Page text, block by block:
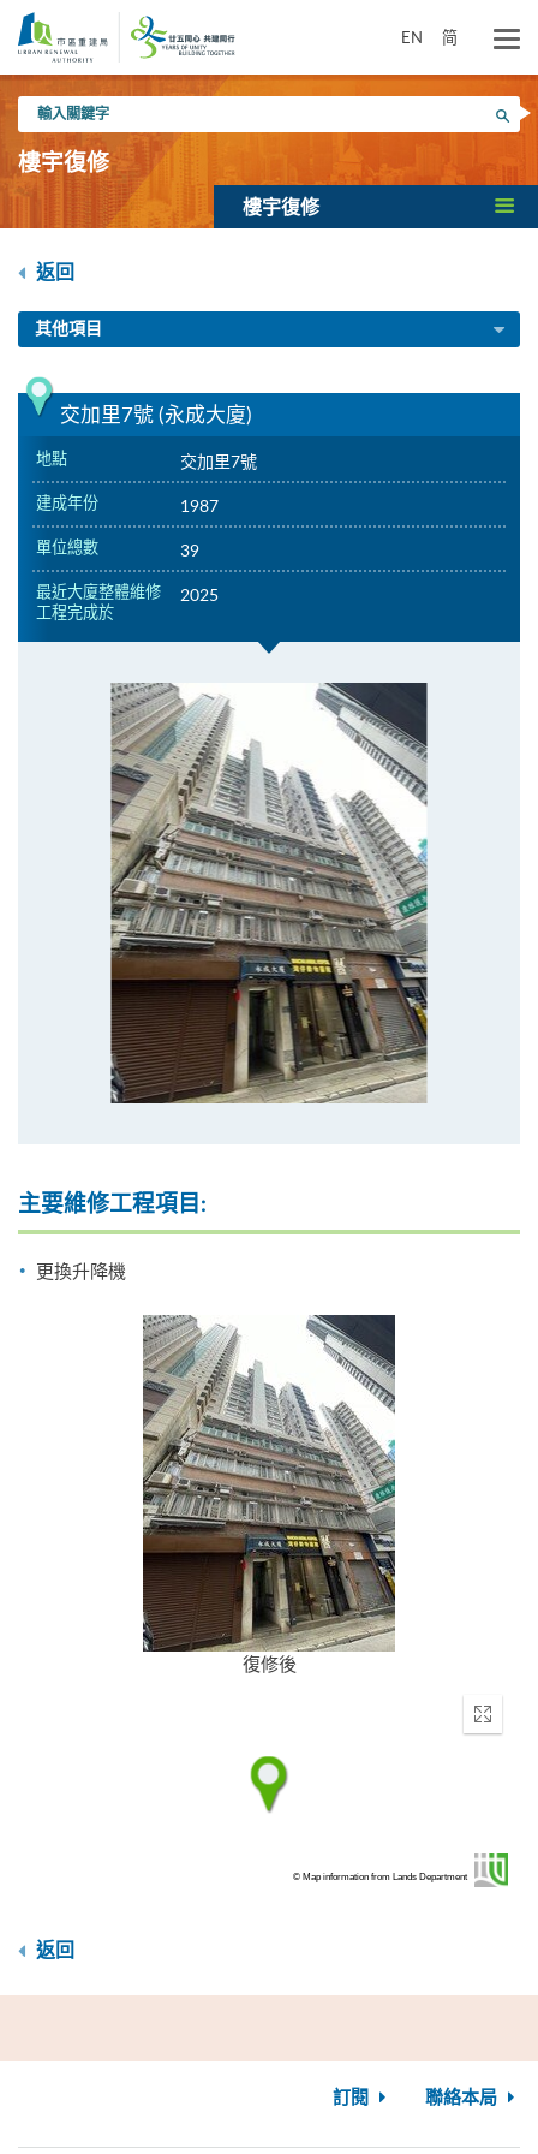
內
EN 简
入
關
鍵
搜尋
樓宇復修
樓宇復修
返回
其他項目
交加里7號 (永成大廈)
地點 交加里7號
建成年份 1987
單位總數 39
最近大廈整體維修
工程完成於
2025
主要維修工程項目:
更換升降機
復修後
Enter
© Map information from Lands Department
返回
訂閱 聯絡本局